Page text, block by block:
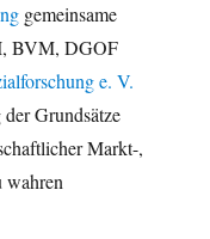
gemeinsame
BVM, DGOF
e. V.
Grundsätze
Markt-,
wahren